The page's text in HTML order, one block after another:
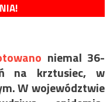
niemal 36-
na krztusiec, w
W województwie